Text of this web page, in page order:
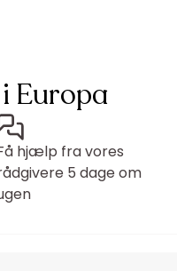
Europa
hjælp fra vores
5 dage om